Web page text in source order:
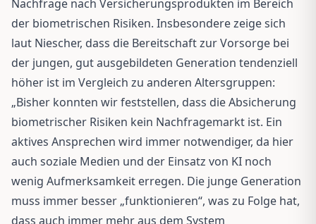
Nachfrage nach Versicherungsprodukten im Bereich
der biometrischen Risiken. Insbesondere zeige sich
laut Niescher, dass die Bereitschaft zur Vorsorge bei
der jungen, gut ausgebildeten Generation tendenziell
höher ist im Vergleich zu anderen Altersgruppen:
„Bisher konnten wir feststellen, dass die Absicherung
biometrischer Risiken kein Nachfragemarkt ist. Ein
aktives Ansprechen wird immer notwendiger, da hier
auch soziale Medien und der Einsatz von KI noch
wenig Aufmerksamkeit erregen. Die junge Generation
muss immer besser „funktionieren“, was zu Folge hat,
dass auch immer mehr aus dem System